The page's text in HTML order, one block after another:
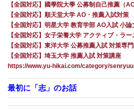
【全国対応】國學院大學 公募制自己推薦（
【全国対応】順天堂大学 AO・推薦入試対策
【全国対応】明星大学 教育学部 AO入試 小論
【全国対応】女子栄養大学 アクティブ・ラ
【全国対応】東洋大学 公募推薦入試 対策専
【全国対応】埼玉大学 推薦入試 対策講座
https://www.yu-hikai.com/category/senryuu
最初に「志」のお話